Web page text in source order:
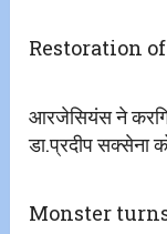
Restoration of
आरजेसियंस ने
डा.प्रदीप सक्सेना
Monster